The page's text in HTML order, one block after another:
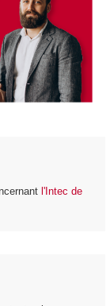
l'Intec de